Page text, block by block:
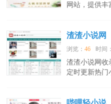
网站，提供丰
渣渣小说网
浏览：46 时间
渣渣小说网收
定时更新热门